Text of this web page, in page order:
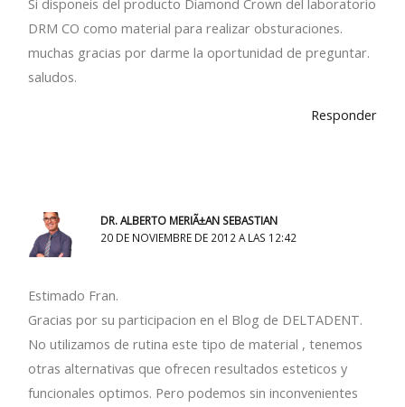
DRM CO como material para realizar obsturaciones.
muchas gracias por darme la oportunidad de preguntar.
saludos.
Responder
DR. ALBERTO MERIÃ±AN SEBASTIAN
20 DE NOVIEMBRE DE 2012 A LAS 12:42
Estimado Fran.
Gracias por su participacion en el Blog de DELTADENT.
No utilizamos de rutina este tipo de material , tenemos
otras alternativas que ofrecen resultados esteticos y
funcionales optimos. Pero podemos sin inconvenientes